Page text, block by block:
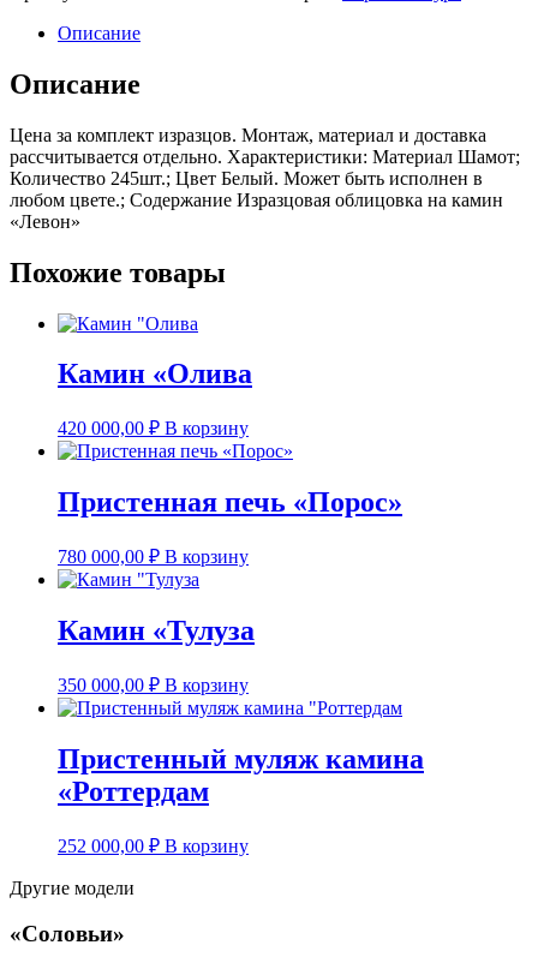
Камин
"ЛевонОписание
Описание
Цена за комплект изразцов. Монтаж, материал и доставка
рассчитывается отдельно. Характеристики: Материал Шамот;
Количество 245шт.; Цвет Белый. Может быть исполнен в
любом цвете.; Содержание Изразцовая облицовка на камин
«Левон»
Похожие товары
Камин «Олива
420 000,00 ₽ В корзину
Пристенная печь «Порос»
780 000,00 ₽ В корзину
Камин «Тулуза
350 000,00 ₽ В корзину
Пристенный муляж камина
«Роттердам
252 000,00 ₽ В корзину
Другие модели
«Соловьи»